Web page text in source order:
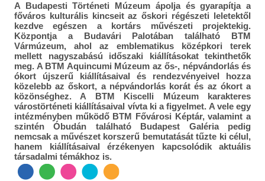
A Budapesti Történeti Múzeum ápolja és gyarapítja a
főváros kulturális kincseit az őskori régészeti leletektől
kezdve egészen a kortárs művészeti projektekig.
Központja a Budavári Palotában található BTM
Vármúzeum, ahol az emblematikus középkori terek
mellett nagyszabású időszaki kiállításokat tekinthetők
meg. A BTM Aquincumi Múzeum az ős-, népvándorlás és
ókort újszerű kiállításaival és rendezvényeivel hozza
közelebb az őskort, a népvándorlás korát és az ókort a
közönséghez. A BTM Kiscelli Múzeum karakteres
várostörténeti kiállításaival vívta ki a figyelmet. A vele egy
intézményben működő BTM Fővárosi Képtár, valamint a
szintén Óbudán található Budapest Galéria pedig
nemcsak a művészet korszerű bemutatását tűzte ki célul,
hanem kiállításaival érzékenyen kapcsolódik aktuális
társadalmi témákhoz is.